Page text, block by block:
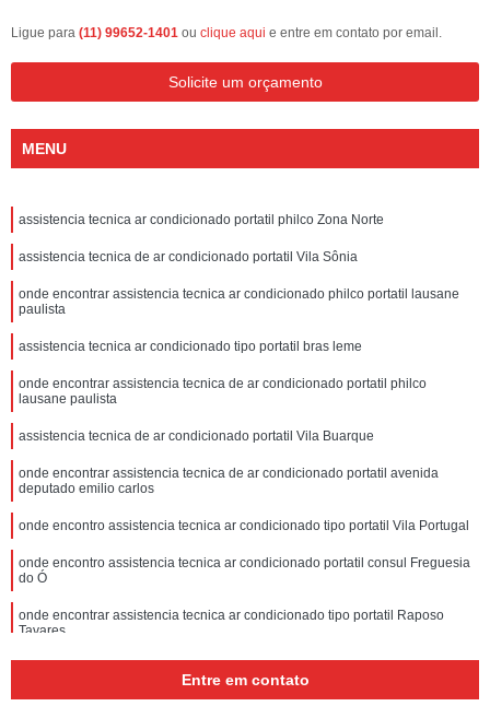
Ligue para (11) 99652-1401 ou clique aqui e entre em contato por email.
Solicite um orçamento
MENU
assistencia tecnica ar condicionado portatil philco Zona Norte
assistencia tecnica de ar condicionado portatil Vila Sônia
onde encontrar assistencia tecnica ar condicionado philco portatil lausane
paulista
assistencia tecnica ar condicionado tipo portatil bras leme
onde encontrar assistencia tecnica de ar condicionado portatil philco
lausane paulista
assistencia tecnica de ar condicionado portatil Vila Buarque
onde encontrar assistencia tecnica de ar condicionado portatil avenida
deputado emilio carlos
onde encontro assistencia tecnica ar condicionado tipo portatil Vila Portugal
onde encontro assistencia tecnica ar condicionado portatil consul Freguesia
do Ó
onde encontrar assistencia tecnica ar condicionado tipo portatil Raposo
Tavares
Entre em contato